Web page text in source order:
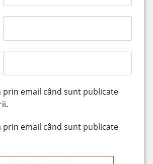
prin email când sunt publicate
prin email când sunt publicate